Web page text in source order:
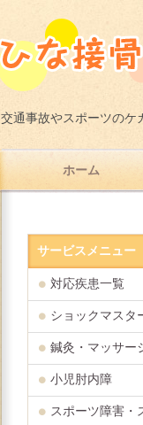
交通事故やスポーツのケ
ホーム
サービスメニュー
対応疾患一覧
ショックマスタ
鍼灸・マッサー
小児肘内障
スポーツ障害・